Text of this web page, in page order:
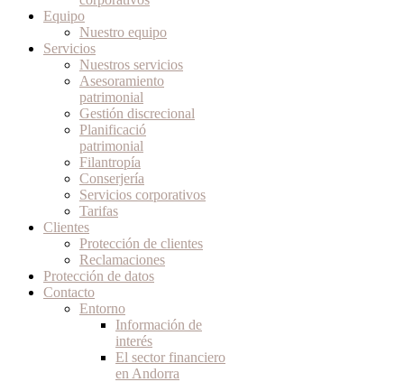
Equipo
Nuestro equipo
Servicios
Nuestros servicios
Asesoramiento
patrimonial
Gestión discrecional
Planificació
patrimonial
Filantropía
Conserjería
Servicios corporativos
Tarifas
Clientes
Protección de clientes
Reclamaciones
Protección de datos
Contacto
Entorno
Información de
interés
El sector financiero
en Andorra